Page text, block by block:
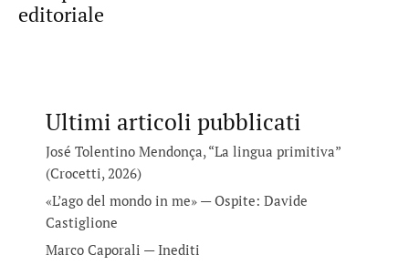
editoriale
Ultimi articoli pubblicati
José Tolentino Mendonça, “La lingua primitiva”
(Crocetti, 2026)
«L’ago del mondo in me» — Ospite: Davide
Castiglione
Marco Caporali — Inediti